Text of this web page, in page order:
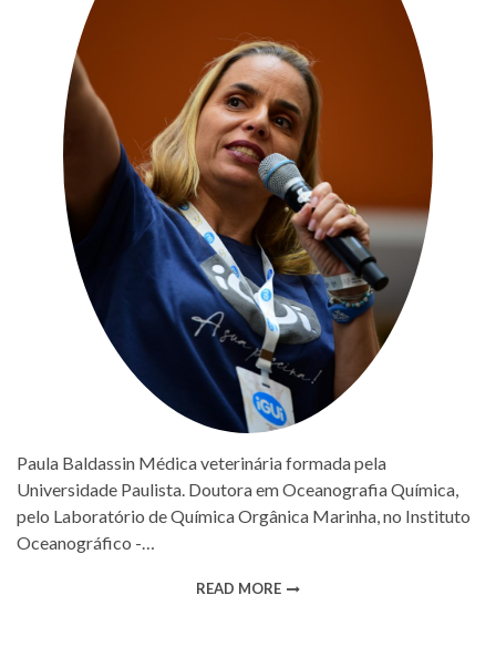
Paula Baldassin Médica veterinária formada pela
Universidade Paulista. Doutora em Oceanografia Química,
pelo Laboratório de Química Orgânica Marinha, no Instituto
Oceanográfico -…
READ MORE